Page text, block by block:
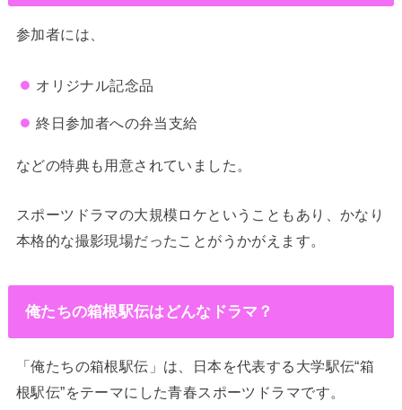
参加者には、
オリジナル記念品
終日参加者への弁当支給
などの特典も用意されていました。
スポーツドラマの大規模ロケということもあり、かなり
本格的な撮影現場だったことがうかがえます。
俺たちの箱根駅伝はどんなドラマ？
「俺たちの箱根駅伝」は、日本を代表する大学駅伝“箱
根駅伝”をテーマにした青春スポーツドラマです。